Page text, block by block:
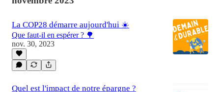
La COP28 démarre aujourd'hui ☀️
Que faut-il en espérer ? 🌳
nov. 30, 2023
Quel est l'impact de notre épargne ?